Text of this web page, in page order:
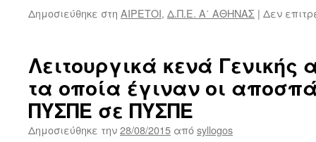
Δημοσιεύθηκε στη ΑΙΡΕΤΟΙ, Δ.Π.Ε. Α΄ ΑΘΗΝΑΣ | Δεν
Λειτουργικά κενά
τα οποία έγιναν οι
ΠΥΣΠΕ σε ΠΥΣΠΕ
Δημοσιεύθηκε την28/08/2015 απόsyllogos